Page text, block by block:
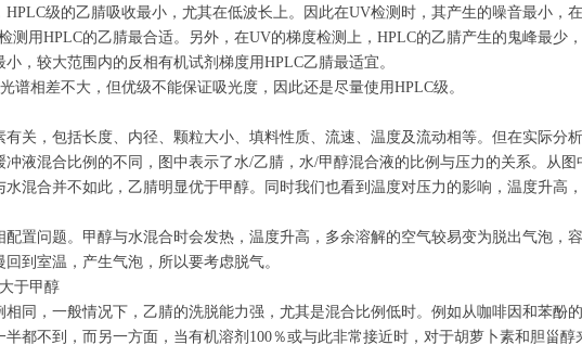
级的乙腈吸收最小，尤其在低波长上。因此在UV检测时，其产生的噪音最小，
测用HPLC的乙腈最合适。另外，在UV的梯度检测上，HPLC的乙腈产生的鬼峰最少
，较大范围内的反相有机试剂梯度用HPLC乙腈最适宜。
谱相差不大，但优级不能保证吸光度，因此还是尽量使用HPLC级。
关，包括长度、内径、颗粒大小、填料性质、流速、温度及流动相等。但在实际分
冲液混合比例的不同，图中表示了水/乙腈，水/甲醇混合液的比例与压力的关系。从
混合并不如此，乙腈明显优于甲醇。同时我们也看到温度对压力的影响，温度升高，
置问题。甲醇与水混合时会发热，温度升高，多余溶解的空气较易变为脱出气泡，
到室温，产生气泡，所以要考虑脱气。
于甲醇
同，一般情况下，乙腈的洗脱能力强，尤其是混合比例低时。例如从咖啡因和苯酚
都不到，而另一方面，当有机溶剂100％或与此非常接近时，对于胡萝卜素和胆甾醇